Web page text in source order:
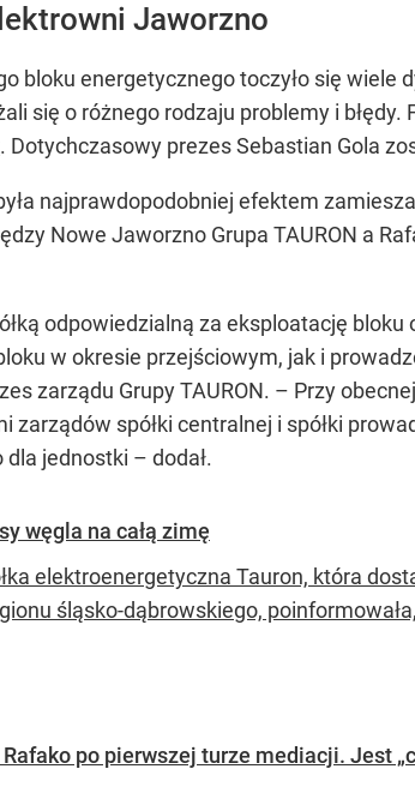
Jaworzno
bloku energetycznego toczyło się wiele
się o różnego rodzaju problemy i błędy.
. Dotychczasowy prezes Sebastian Gola
najprawdopodobniej efektem
Nowe Jaworzno Grupa TAURON a
odpowiedzialną za eksploatację
w okresie przejściowym, jak i
zarządu Grupy TAURON. – Przy
zarządów spółki centralnej i spółki
jednostki – dodał.
węgla na całą zimę
elektroenergetyczna Tauron, która
śląsko-dąbrowskiego,
po pierwszej turze mediacji. Jest